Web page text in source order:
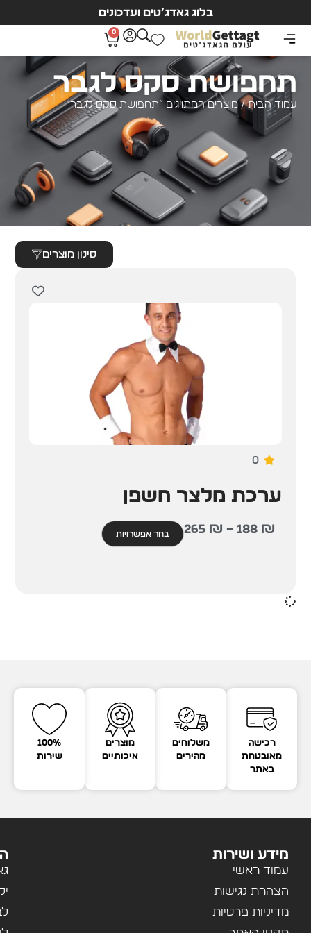
בלוג גאדג’טים ועדכונים
0
תחפושת סקס לגבר
עמוד הבית/ מוצרים המתויגים “תחפושת סקס לגבר”
סינון מוצרים
0
ערכת מלצר חשפן
188 ₪
–
265 ₪ בחר אפשרויות
רכישה
מאובטחת
באתר
משלוחים
מהירים
מוצרים
איכותיים
100%
שירות
מידע ושירות
עמוד ראשי
הצהרת נגישות
מדיניות פרטיות